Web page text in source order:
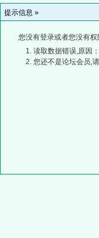
提示信息 »
您没有登录或者您没有
读取数据错误,原因
您还不是论坛会员,